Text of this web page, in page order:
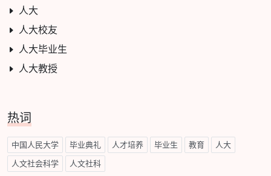
人大
人大校友
人大毕业生
人大教授
热词
中国人民大学 毕业典礼 人才培养 毕业生 教育 人大
人文社会科学 人文社科